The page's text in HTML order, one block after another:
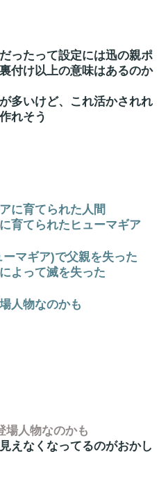
ったって設定には迅の親ポ
付け以上の意味はあるのか
多いけど、これ活かされれ
れそう
に育てられた人間
育てられたヒューマギア
マギア)で父親を失った
よって滅を失った
人物なのかも
場人物なのかも
えなくなってるのがおかし